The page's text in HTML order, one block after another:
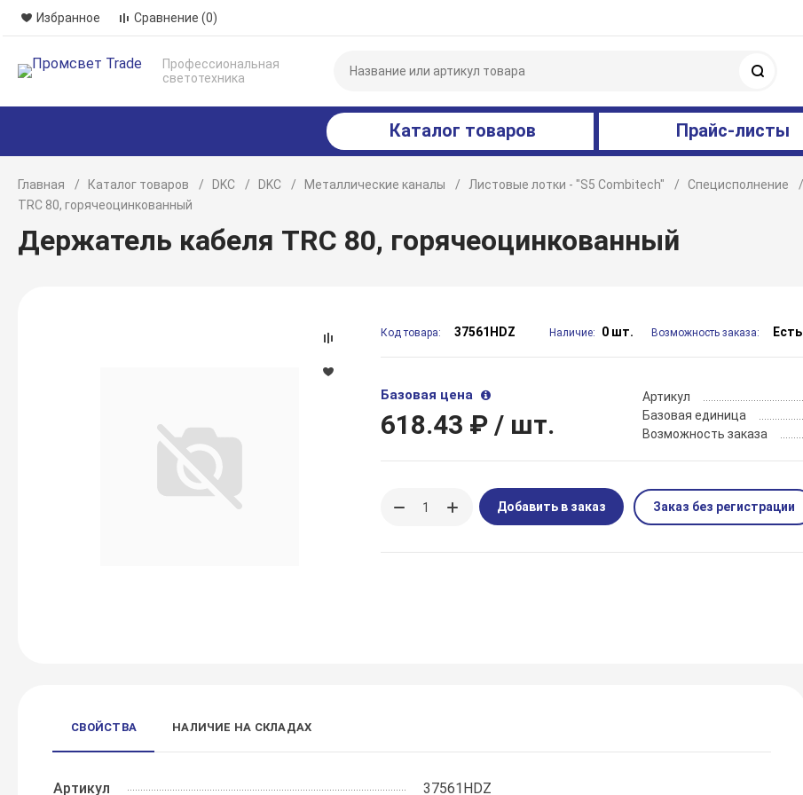
Избранное Сравнение (0)
Профессиональная
светотехника
Каталог товаров Прайс-листы
Главная Каталог товаров DKC DKC Металлические каналы Листовые лотки - "S5 Combitech" Специсполнение
TRС 80, горячеоцинкованный
Держатель кабеля TRС 80, горячеоцинкованный
Код товара: 37561HDZ Наличие: 0 шт. Возможность заказа: Есть
Базовая цена
618.43 ₽ / шт.
Артикул
Базовая единица
Возможность заказа
Добавить в заказ Заказ без регистрации
СВОЙСТВА НАЛИЧИЕ НА СКЛАДАХ
Артикул 37561HDZ